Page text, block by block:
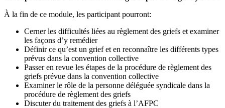
À la fin de ce module, les participant pourront:
Cerner les difficultés liées au règlement des griefs et examiner
les façons d’y remédier
Définir ce qu’est un grief et en reconnaître les différents types
prévus dans la convention collective
Passer en revue les étapes de la procédure de règlement des
griefs prévue dans la convention collective
Examiner le rôle de la personne déléguée syndicale dans la
procédure de règlement des griefs
Discuter du traitement des griefs à l’AFPC